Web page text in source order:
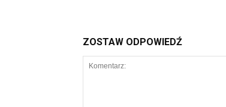
ZOSTAW ODPOWIEDŹ